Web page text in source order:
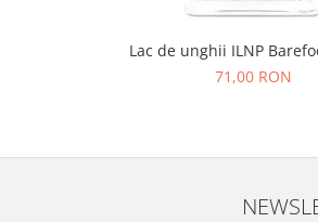
Lac de unghii ILNP
71,00 RON